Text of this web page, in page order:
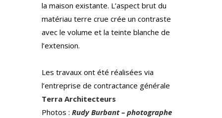
la maison existante. L’aspect brut du
matériau terre crue crée un contraste
avec le volume et la teinte blanche de
l’extension.
Les travaux ont été réalisées via
l’entreprise de contractance générale
Terra Architecteurs
Photos : Rudy Burbant – photographe